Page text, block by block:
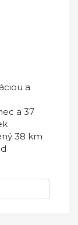
a
a 37
38 km